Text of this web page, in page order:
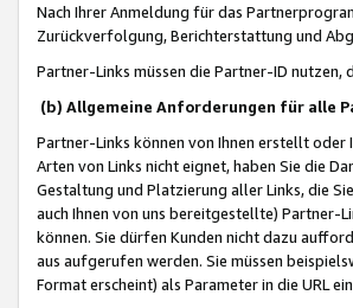
Nach Ihrer Anmeldung für das
Zurückverfolgung, Berichterstattung und
Partner-Links müssen die Partner-ID nutzen,
(b) Allgemeine Anforderungen für alle
Partner-Links können von Ihnen erstellt
Arten von Links nicht eignet, haben Sie die
Gestaltung und Platzierung aller Links, die
auch Ihnen von uns bereitgestellte) Partner-
können. Sie dürfen Kunden nicht dazu
aus aufgerufen werden. Sie müssen
Format erscheint) als Parameter in die URL